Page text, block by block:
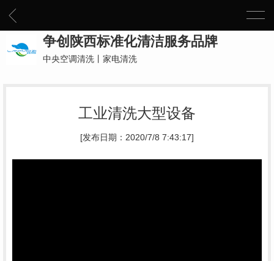
争创陕西标准化清洁服务品牌
中央空调清洗丨家电清洗
工业清洗大型设备
[发布日期：2020/7/8 7:43:17]